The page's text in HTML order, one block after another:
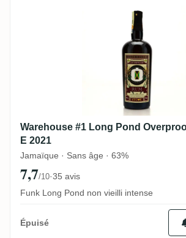
Warehouse #1 Long Pond
Warehouse #1 Long Pond
E 2021
Jamaïque · Sans âge · 63%
7,7/10·35 avis
Funk Long Pond non vieilli intense
Épuisé